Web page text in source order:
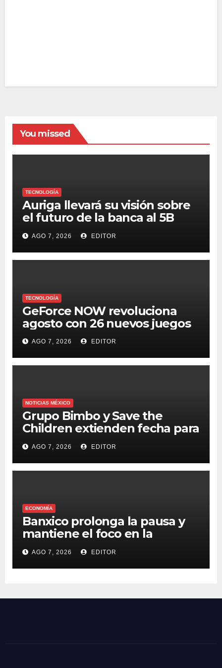
You missed
TECNOLOGÍA
Auriga llevará su visión sobre
el futuro de la banca al 5B
Digital Summit 2026
AGO 7, 2026 EDITOR
TECNOLOGÍA
GeForce NOW revoluciona
agosto con 26 nuevos juegos
AGO 7, 2026 EDITOR
NOTICIAS MÉXICO
Grupo Bimbo y Save the
Children extienden fecha para
apoyar a damnificados de
Venezuela
AGO 7, 2026 EDITOR
ECONOMÍA
Banxico prolonga la pausa y
mantiene el foco en la
inflación
AGO 7, 2026 EDITOR